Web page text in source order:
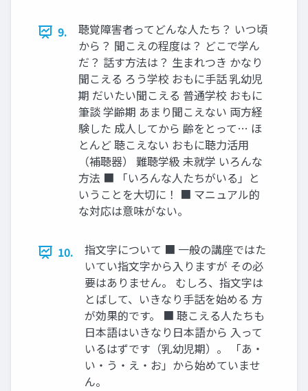
9.
聴覚障害者ってどんな人たち？ いつ頃
から？ 聞こえの程度は？ どこで学ん
だ？ 話す方法は？ 生まれつき かなり
聞こえる ろう学校 おもに手話 乳幼児
期 だいたい聞こえる 普通学校 おもに
筆談 学齢期 あまり聞こえない 両方経
験した 成人してから 齢をとって… ほ
とんど 聴こえない おもに聴力活用
（補聴器） 難聴学級 未就学 いろんな
方法 ■ 「いろんな人たちがいる」と
いうことを大切に！ ■ マニュアル的
な対応は意味がない。
10.
指文字について ■ 一般の講座ではた
いてい指文字から入りますが その必
要はありません。 むしろ、指文字は
とばして、いきなり手話を始める 方
が効果的です。 ■ 聴こえる人たちも
日本語はいきなり日本語から 入って
いるはずです（乳幼児期）。 「あ・
い・う・え・お」から始めていませ
ん。